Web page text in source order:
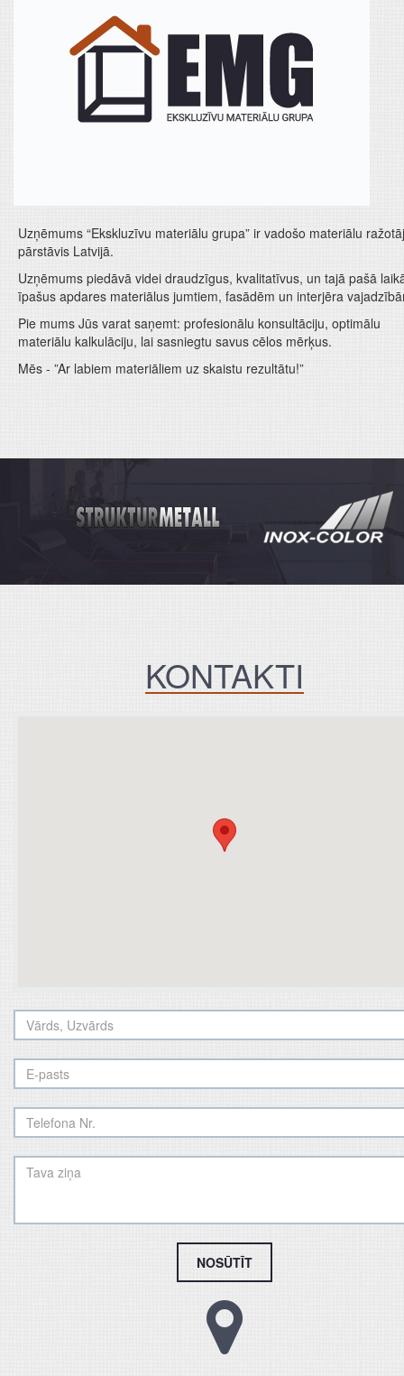
Uzņēmums “Ekskluzīvu materiālu grupa” ir vadošo materiālu
pārstāvis Latvijā.
Uzņēmums piedāvā videi draudzīgus, kvalitatīvus, un tajā pašā
īpašus apdares materiālus jumtiem, fasādēm un interjēra
Pie mums Jūs varat saņemt: profesionālu konsultāciju, optimālu
materiālu kalkulāciju, lai sasniegtu savus cēlos mērķus.
Mēs - ”Ar labiem materiāliem uz skaistu rezultātu!”
KONTAKTI
NOSŪTĪT